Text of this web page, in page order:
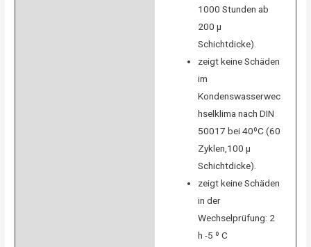
1000 Stunden ab
200 µ
Schichtdicke).
zeigt keine Schäden
im
Kondenswasserwec
hselklima nach DIN
50017 bei 40ºC (60
Zyklen,100 µ
Schichtdicke).
zeigt keine Schäden
in der
Wechselprüfung: 2
h -5 º C